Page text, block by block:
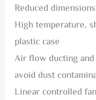
Reduced
High temperature,
plastic case
Air flow ducting
avoid dust
Linear controlled